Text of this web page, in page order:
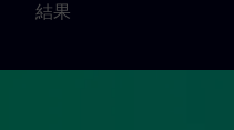
結果